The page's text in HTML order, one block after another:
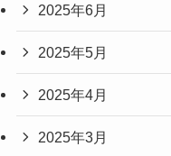
2025年6月
2025年5月
2025年4月
2025年3月